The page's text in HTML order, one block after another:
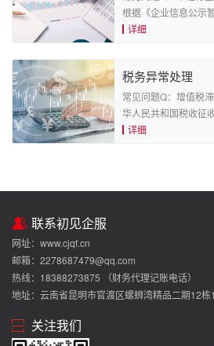
根据《企业信息公示
息公示义务或公示信
重违法企业名单并向
业名单的企业的法...
详细
税务异常处理
常见问题Q：增值税
华人民共和国税收征
人未按照规定期限缴
超过规定的缴款期限...
详细
联系初见企服
网址：www.cjqf.cn
邮箱：2278687479@qq.com
热线：18388273875 （财务代理记账电话）
地址：云南省昆明市官渡区螺蛳湾精品二期12栋
关注我们